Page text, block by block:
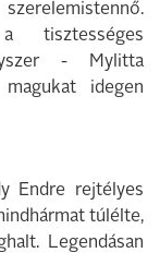
tisztességes
- Mylitta
idegen
Endre rejtélyes
túlélte,
Legendásan